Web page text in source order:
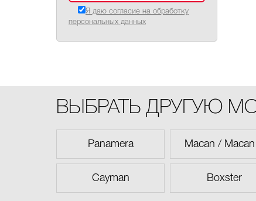
Я даю согласие на обработку
персональных данных
ВЫБРАТЬ ДРУГУЮ
Panamera Macan / Macan
Cayman Boxster